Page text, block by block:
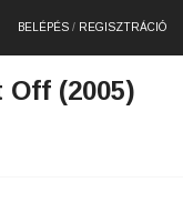
BELÉPÉS / REGISZTRÁCIÓ
Off (2005)